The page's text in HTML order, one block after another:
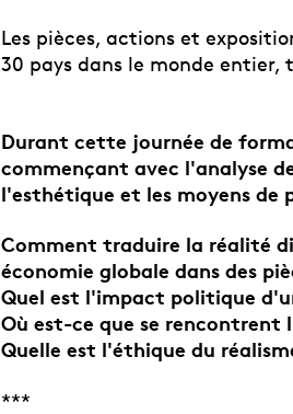
Les pièces, actions et
30 pays dans le monde
Durant cette journée de
commençant avec l'analyse
l'esthétique et les moyens
Comment traduire la réalité
économie globale dans des
Quel est l'impact politique
Où est-ce que se
Quelle est l'éthique du
***